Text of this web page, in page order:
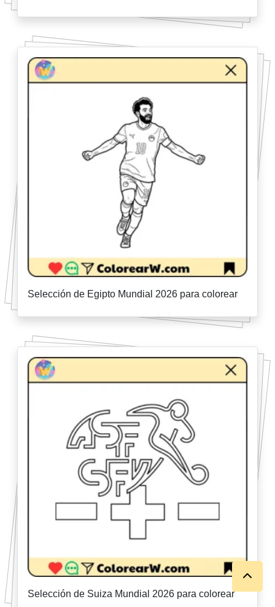
Selección de Egipto Mundial 2026 para colorear
Selección de Suiza Mundial 2026 para colorear